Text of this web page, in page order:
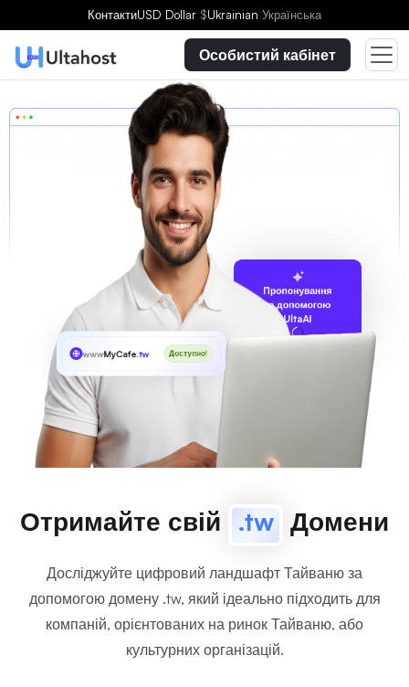
КонтактиUSD Dollar $Ukrainian Українська
Особистий кабінет
Пропонування
за допомогою
UltaAI
wwwMyCafe.tw Доступно!
Отримайте свій .tw Домени
Досліджуйте цифровий ландшафт Тайваню за
допомогою домену .tw, який ідеально підходить для
компаній, орієнтованих на ринок Тайваню, або
культурних організацій.